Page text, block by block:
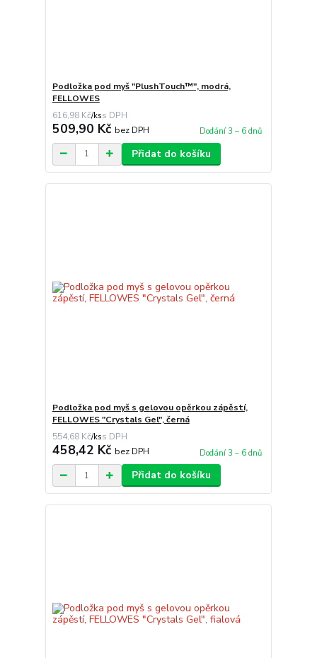
Podložka pod myš "PlushTouch™", modrá,
FELLOWES
616,98 Kč/ks
509,90 Kč bez DPH Dodání 3 – 6 dnů
Přidat do košíku
Podložka pod myš s gelovou opěrkou zápěstí,
FELLOWES "Crystals Gel", černá
554,68 Kč/ks
458,42 Kč bez DPH Dodání 3 – 6 dnů
Přidat do košíku